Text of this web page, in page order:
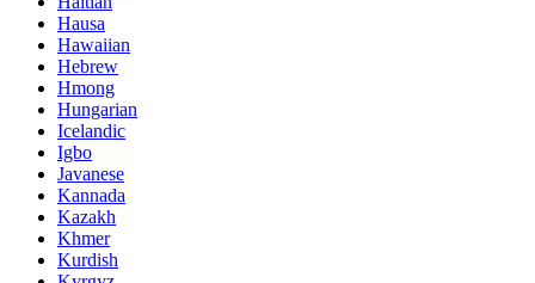
Hausa
Hawaiian
Hebrew
Hmong
Hungarian
Icelandic
Igbo
Javanese
Kannada
Kazakh
Khmer
Kurdish